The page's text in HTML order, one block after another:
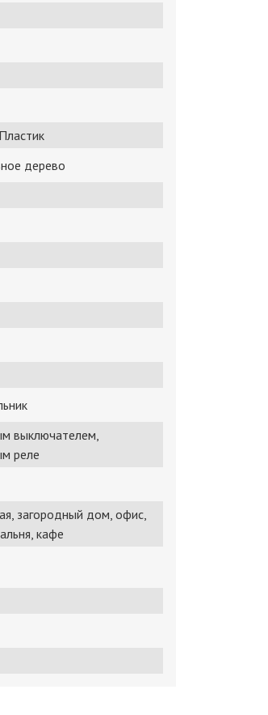
дерево
выключателем,
реле
загородный дом, офис,
кафе